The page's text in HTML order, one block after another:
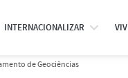
INTERNACIONALIZAR
de Geociências